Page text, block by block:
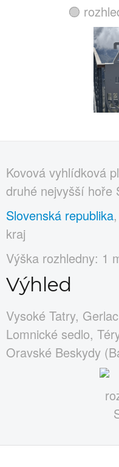
🟢
Kovová vyhlídková
druhé nejvyšší hoře
Slovenská republika
kraj
Výška rozhledny: 1
Výhled
Vysoké Tatry,
Lomnické sedlo,
Oravské Beskydy